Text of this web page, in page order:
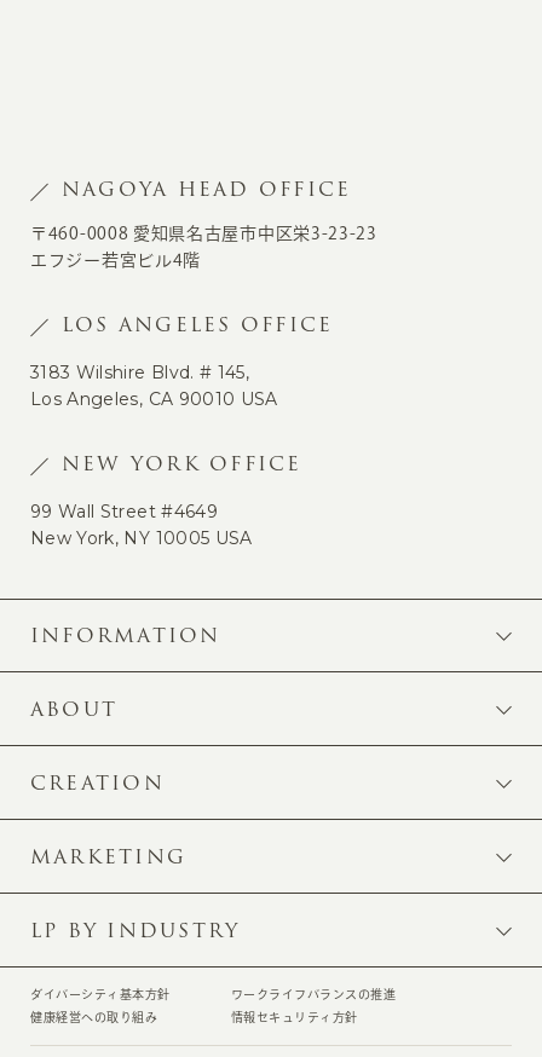
NAGOYA HEAD OFFICE
〒460-0008 愛知県名古屋市中区栄3-23-23
エフジー若宮ビル4階
LOS ANGELES OFFICE
3183 Wilshire Blvd. # 145,
Los Angeles, CA 90010 USA
NEW YORK OFFICE
99 Wall Street #4649
New York, NY 10005 USA
INFORMATION
ABOUT
CREATION
MARKETING
LP BY INDUSTRY
ダイバーシティ基本方針
ワークライフバランスの推進
健康経営への取り組み
情報セキュリティ方針